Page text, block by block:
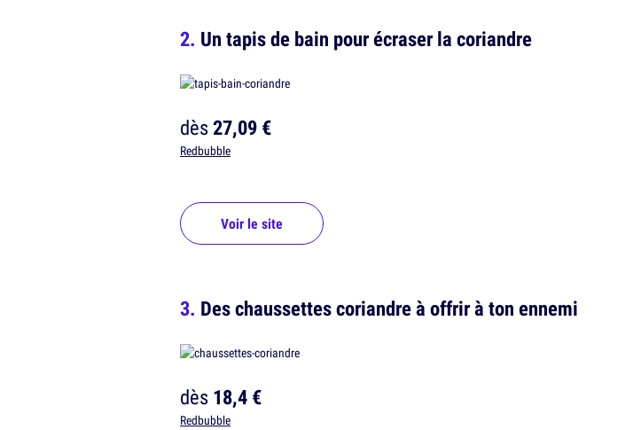
Un tapis de bain pour écraser la coriandre
dès27,09 €
Redbubble
Voir le site
Des chaussettes coriandre à offrir à ton ennemi
dès18,4 €
Redbubble